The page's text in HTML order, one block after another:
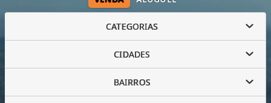
CATEGORIAS
CIDADES
BAIRROS